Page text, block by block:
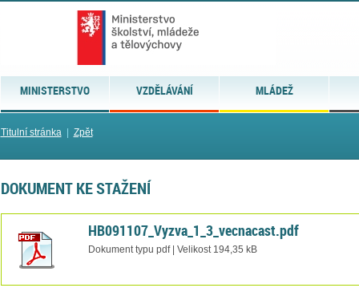
MINISTERSTVO VZDĚLÁVÁNÍ MLÁDEŽ
Titulní stránka| Zpět
DOKUMENT KE STAŽENÍ
HB091107_Vyzva_1_3_vecnacast.pdf
Dokument typu pdf | Velikost 194,35 kB